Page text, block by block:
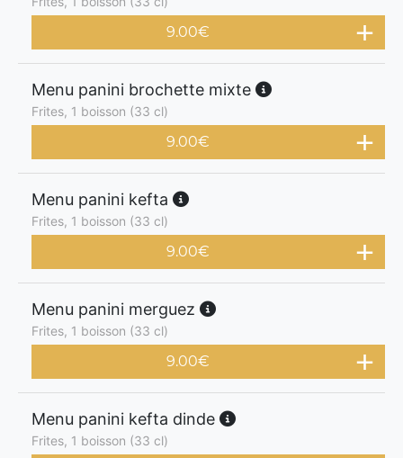
9.00€
Menu panini brochette mixte
Frites, 1 boisson (33 cl)
9.00€
Menu panini kefta
Frites, 1 boisson (33 cl)
9.00€
Menu panini merguez
Frites, 1 boisson (33 cl)
9.00€
Menu panini kefta dinde
Frites, 1 boisson (33 cl)